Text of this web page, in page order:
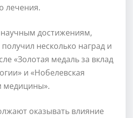
лечения.
достижениям,
несколько наград и
«Золотая медаль за вклад
и «Нобелевская
медицины».
оказывать влияние